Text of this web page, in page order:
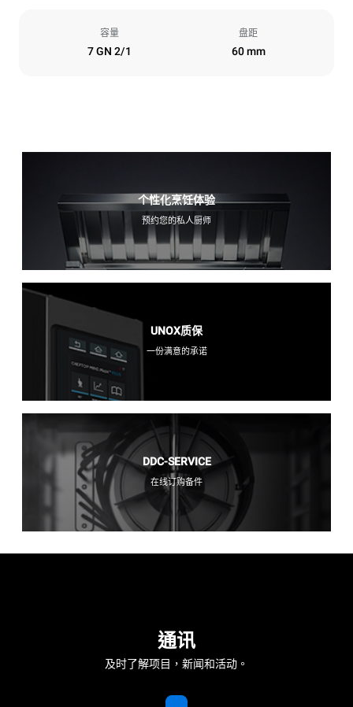
容量
7 GN 2/1
盘距
60 mm
个性化烹饪体验
预约您的私人厨师
UNOX质保
一份满意的承诺
DDC-SERVICE
在线订购备件
通讯
及时了解项目，新闻和活动。